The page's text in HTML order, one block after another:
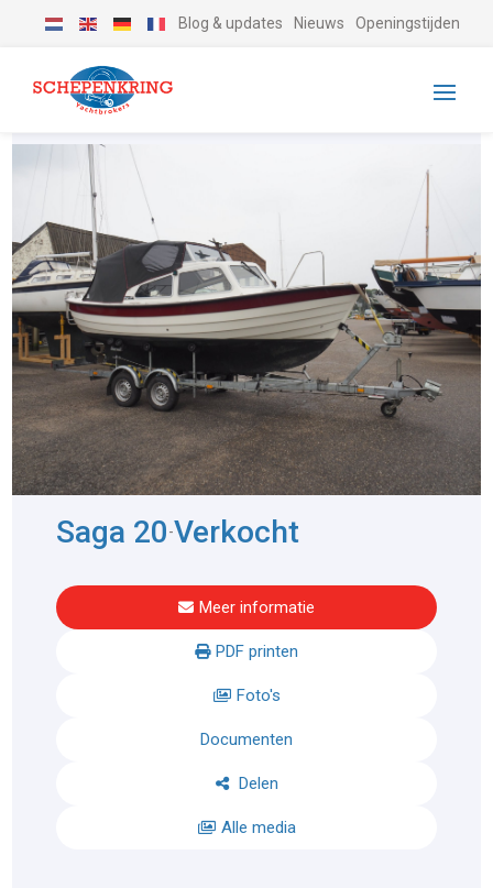
Blog & updates Nieuws Openingstijden
Saga 20-Verkocht
Meer informatie
PDF printen
Foto's
Documenten
Delen
Alle media